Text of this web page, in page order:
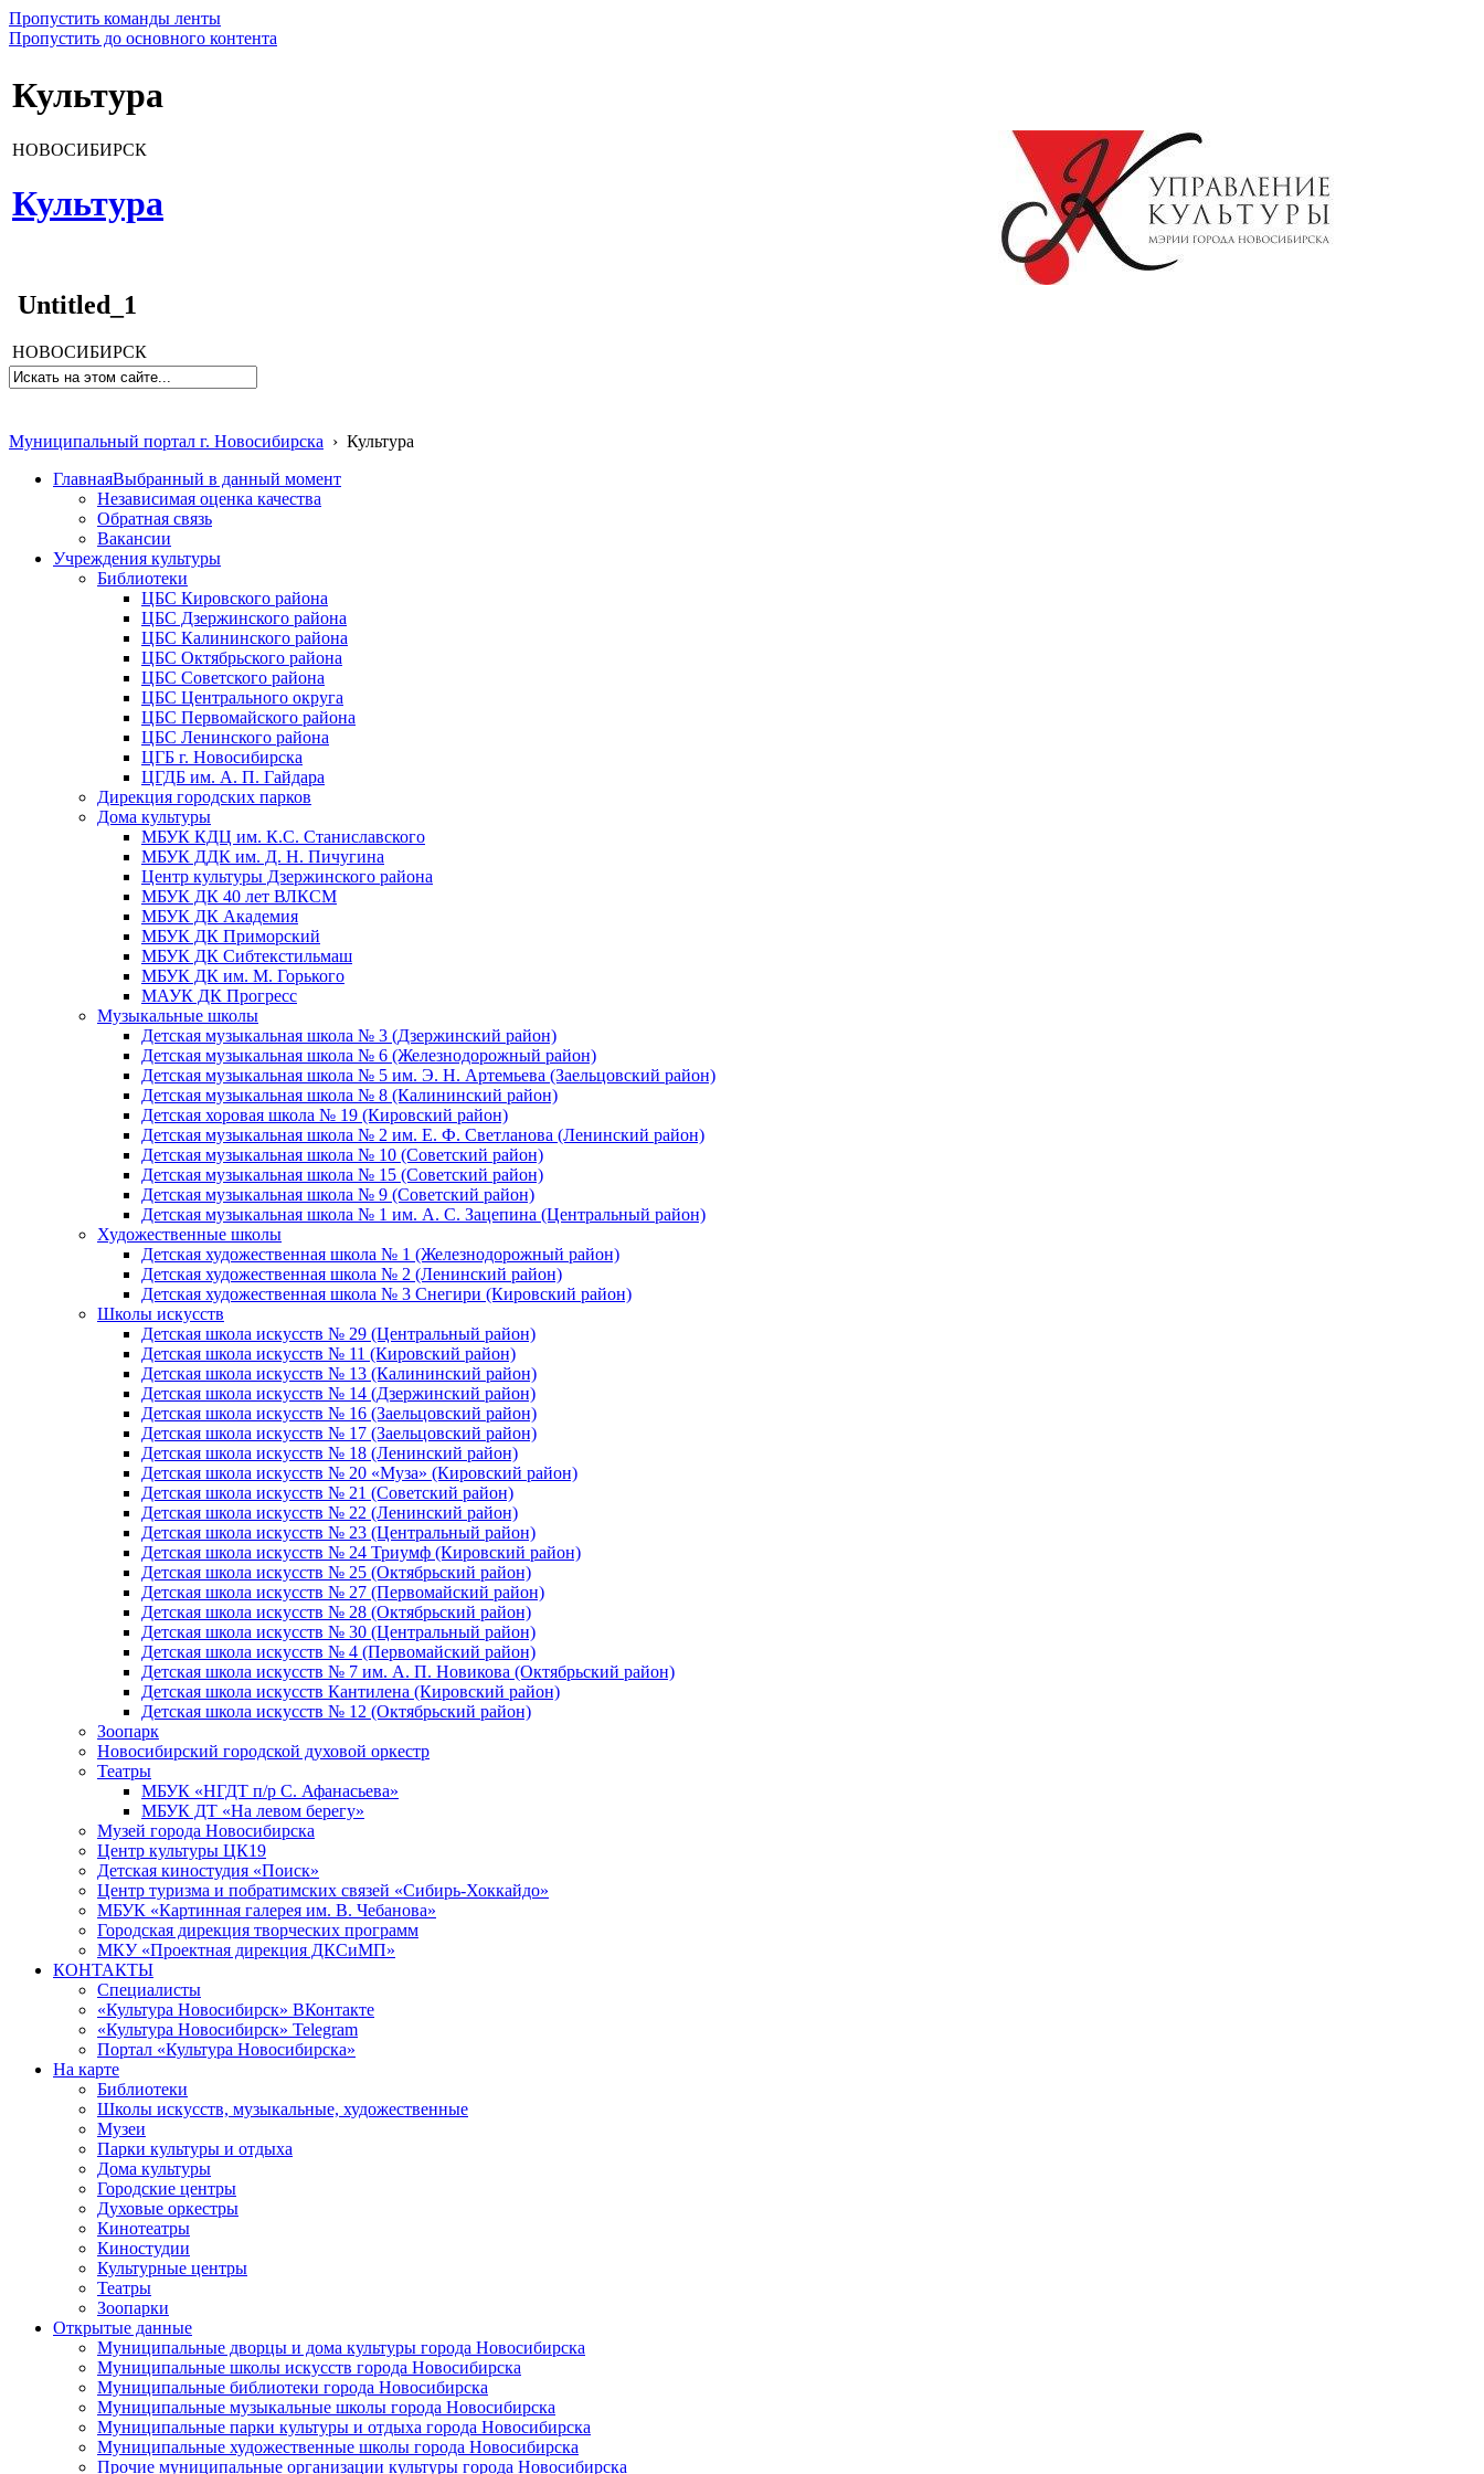
Пропустить команды ленты
Пропустить до основного контента
Культура
НОВОСИБИРСК
Культура
Untitled_1
НОВОСИБИРСК
Муниципальный портал г. Новосибирска › Культура
ГлавнаяВыбранный в данный момент
Независимая оценка качества
Обратная связь
Вакансии
Учреждения культуры
Библиотеки
ЦБС Кировского района
ЦБС Дзержинского района
ЦБС Калининского района
ЦБС Октябрьского района
ЦБС Советского района
ЦБС Центрального округа
ЦБС Первомайского района
ЦБС Ленинского района
ЦГБ г. Новосибирска
ЦГДБ им. А. П. Гайдара
Дирекция городских парков
Дома культуры
МБУК КДЦ им. К.С. Станиславского
МБУК ДДК им. Д. Н. Пичугина
Центр культуры Дзержинского района
МБУК ДК 40 лет ВЛКСМ
МБУК ДК Академия
МБУК ДК Приморский
МБУК ДК Сибтекстильмаш
МБУК ДК им. М. Горького
МАУК ДК Прогресс
Музыкальные школы
Детская музыкальная школа № 3 (Дзержинский район)
Детская музыкальная школа № 6 (Железнодорожный район)
Детская музыкальная школа № 5 им. Э. Н. Артемьева (Заельцовский район)
Детская музыкальная школа № 8 (Калининский район)
Детская хоровая школа № 19 (Кировский район)
Детская музыкальная школа № 2 им. Е. Ф. Светланова (Ленинский район)
Детская музыкальная школа № 10 (Советский район)
Детская музыкальная школа № 15 (Советский район)
Детская музыкальная школа № 9 (Советский район)
Детская музыкальная школа № 1 им. А. С. Зацепина (Центральный район)
Художественные школы
Детская художественная школа № 1 (Железнодорожный район)
Детская художественная школа № 2 (Ленинский район)
Детская художественная школа № 3 Снегири (Кировский район)
Школы искусств
Детская школа искусств № 29 (Центральный район)
Детская школа искусств № 11 (Кировский район)
Детская школа искусств № 13 (Калининский район)
Детская школа искусств № 14 (Дзержинский район)
Детская школа искусств № 16 (Заельцовский район)
Детская школа искусств № 17 (Заельцовский район)
Детская школа искусств № 18 (Ленинский район)
Детская школа искусств № 20 «Муза» (Кировский район)
Детская школа искусств № 21 (Советский район)
Детская школа искусств № 22 (Ленинский район)
Детская школа искусств № 23 (Центральный район)
Детская школа искусств № 24 Триумф (Кировский район)
Детская школа искусств № 25 (Октябрьский район)
Детская школа искусств № 27 (Первомайский район)
Детская школа искусств № 28 (Октябрьский район)
Детская школа искусств № 30 (Центральный район)
Детская школа искусств № 4 (Первомайский район)
Детская школа искусств № 7 им. А. П. Новикова (Октябрьский район)
Детская школа искусств Кантилена (Кировский район)
Детская школа искусств № 12 (Октябрьский район)
Зоопарк
Новосибирский городской духовой оркестр
Театры
МБУК «НГДТ п/р С. Афанасьева»
МБУК ДТ «На левом берегу»
Музей города Новосибирска
Центр культуры ЦК19
Детская киностудия «Поиск»
Центр туризма и побратимских связей «Сибирь-Хоккайдо»
МБУК «Картинная галерея им. В. Чебанова»
Городская дирекция творческих программ
МКУ «Проектная дирекция ДКСиМП»
КОНТАКТЫ
Специалисты
«Культура Новосибирск» ВКонтакте
«Культура Новосибирск» Telegram
Портал «Культура Новосибирска»
На карте
Библиотеки
Школы искусств, музыкальные, художественные
Музеи
Парки культуры и отдыха
Дома культуры
Городские центры
Духовые оркестры
Кинотеатры
Киностудии
Культурные центры
Театры
Зоопарки
Открытые данные
Муниципальные дворцы и дома культуры города Новосибирска
Муниципальные школы искусств города Новосибирска
Муниципальные библиотеки города Новосибирска
Муниципальные музыкальные школы города Новосибирска
Муниципальные парки культуры и отдыха города Новосибирска
Муниципальные художественные школы города Новосибирска
Прочие муниципальные организации культуры города Новосибирска